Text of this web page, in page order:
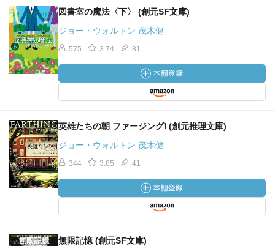
図書室の魔法〈下〉 (創元SF文庫)
ジョー・ウォルトン 茂木健
575 3.74 81
英雄たちの朝 ファージングI (創元推理文庫)
ジョー・ウォルトン 茂木健
344 3.85 41
無限記憶 (創元SF文庫)